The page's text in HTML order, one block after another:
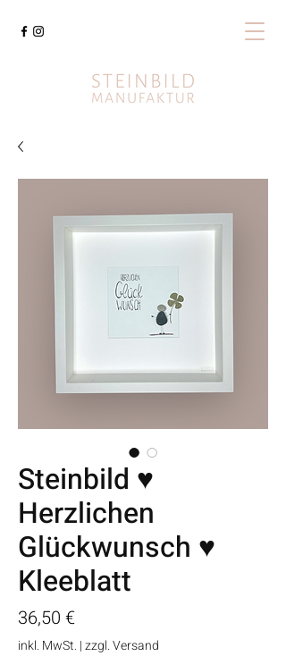
Steinbild ♥
Herzlichen
Glückwunsch ♥
Kleeblatt
36,50 €Preis
inkl. MwSt. |zzgl. Versand